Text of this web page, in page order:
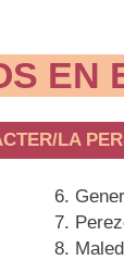
EN
LA